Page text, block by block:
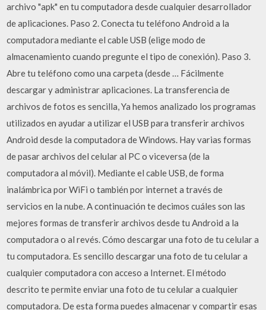
archivo "apk" en tu computadora desde cualquier desarrollador
de aplicaciones. Paso 2. Conecta tu teléfono Android a la
computadora mediante el cable USB (elige modo de
almacenamiento cuando pregunte el tipo de conexión). Paso 3.
Abre tu teléfono como una carpeta (desde … Fácilmente
descargar y administrar aplicaciones. La transferencia de
archivos de fotos es sencilla, Ya hemos analizado los programas
utilizados en ayudar a utilizar el USB para transferir archivos
Android desde la computadora de Windows. Hay varias formas
de pasar archivos del celular al PC o viceversa (de la
computadora al móvil). Mediante el cable USB, de forma
inalámbrica por WiFi o también por internet a través de
servicios en la nube. A continuación te decimos cuáles son las
mejores formas de transferir archivos desde tu Android a la
computadora o al revés. Cómo descargar una foto de tu celular a
tu computadora. Es sencillo descargar una foto de tu celular a
cualquier computadora con acceso a Internet. El método
descrito te permite enviar una foto de tu celular a cualquier
computadora. De esta forma puedes almacenar y compartir esas